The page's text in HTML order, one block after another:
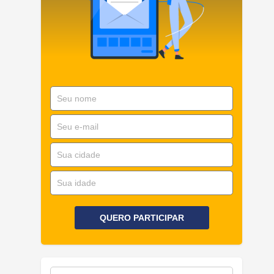
QUERO PARTICIPAR